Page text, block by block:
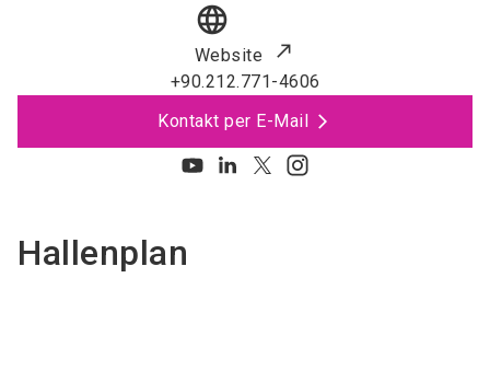
language
Website
+90.212.771-4606
Kontakt per E-Mail
Hallenplan